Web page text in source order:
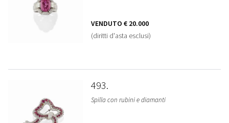
VENDUTO € 20.000
(diritti d'asta esclusi)
493
Spilla con rubini e diamanti